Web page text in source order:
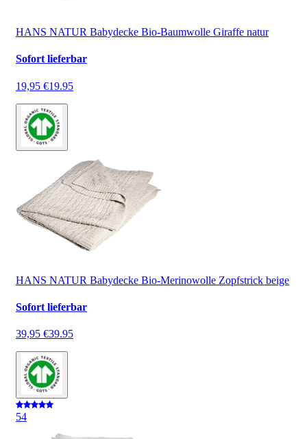
HANS NATUR Babydecke Bio-Baumwolle Giraffe natur
Sofort lieferbar
19,95 €19.95
HANS NATUR Babydecke Bio-Merinowolle Zopfstrick beige
Sofort lieferbar
39,95 €39.95
54